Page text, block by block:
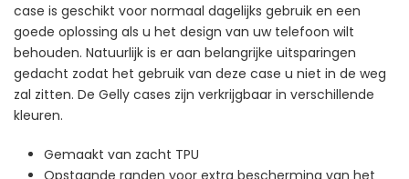
case is geschikt voor normaal dagelijks gebruik en een
goede oplossing als u het design van uw telefoon wilt
behouden. Natuurlijk is er aan belangrijke uitsparingen
gedacht zodat het gebruik van deze case u niet in de weg
zal zitten. De Gelly cases zijn verkrijgbaar in verschillende
kleuren.
Gemaakt van zacht TPU
Opstaande randen voor extra bescherming van het